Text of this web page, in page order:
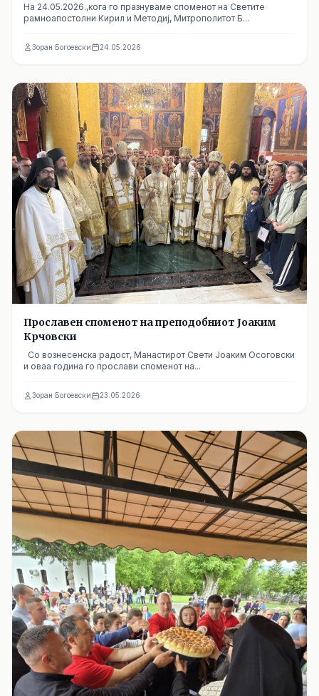
На 24.05.2026.,кога го празнуваме споменот на Светите
рамноапостолни Кирил и Методиј, Митрополитот Б...
Зоран Богоевски 24.05.2026
Прославен споменот на преподобниот Јоаким
Крчовски
и оваа година го прослави споменот на...
Зоран Богоевски 23.05.2026